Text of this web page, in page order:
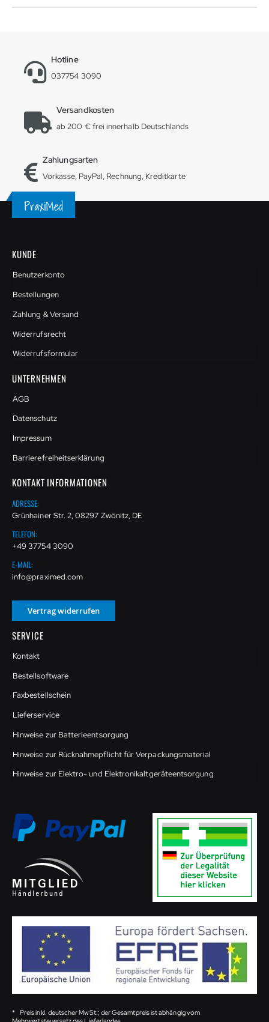
Hotline
037754 3090
Versandkosten
ab 200 € frei innerhalb Deutschlands
Zahlungsarten
Vorkasse, PayPal, Rechnung, Kreditkarte
KUNDE
Benutzerkonto
Bestellungen
Zahlung & Versand
Widerrufsrecht
Widerrufsformular
UNTERNEHMEN
AGB
Datenschutz
Impressum
Barrierefreiheitserklärung
KONTAKT INFORMATIONEN
ADRESSE:
Grünhainer Str. 2, 08297 Zwönitz, DE
TELEFON:
+49 37754 3090
E-MAIL:
info@praximed.com
Vertrag widerrufen
SERVICE
Kontakt
Bestellsoftware
Faxbestellschein
Lieferservice
Hinweise zur Batterieentsorgung
Hinweise zur Rücknahmepflicht für Verpackungsmaterial
Hinweise zur Elektro- und Elektronikaltgeräteentsorgung
* Preis inkl. deutscher MwSt.; der Gesamtpreis ist abhängig vom